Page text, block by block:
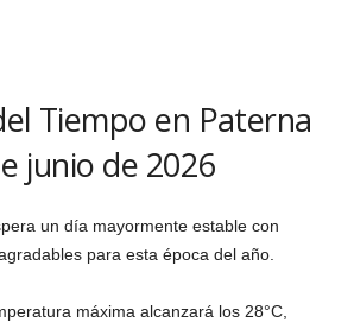
Tiempo en Paterna
junio de 2026
un día mayormente estable con
para esta época del año.
máxima alcanzará los 28°C,